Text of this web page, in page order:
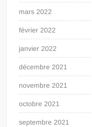
mars 2022
février 2022
janvier 2022
décembre 2021
novembre 2021
octobre 2021
septembre 2021